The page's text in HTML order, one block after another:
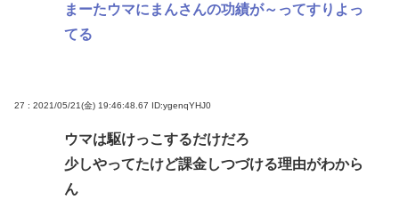
まーたウマにまんさんの功績が～ってすりよっ
てる
27 : 2021/05/21(金) 19:46:48.67 ID:ygenqYHJ0
ウマは駆けっこするだけだろ
少しやってたけど課金しつづける理由がわから
ん